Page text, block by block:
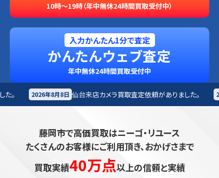
10時～19時（年中無休24時間買取受付中）
入力かんたん1分で査定
かんたんウェブ査定
年中無休24時間買取受付中
仙台来店 カメラ買取査定依頼がありました。 2026年8月8日 札幌市
藤岡市で高価買取はニーゴ・リユース
たくさんのお客様にご利用頂き、おかげさまで
買取実績40万点以上の信頼と実績